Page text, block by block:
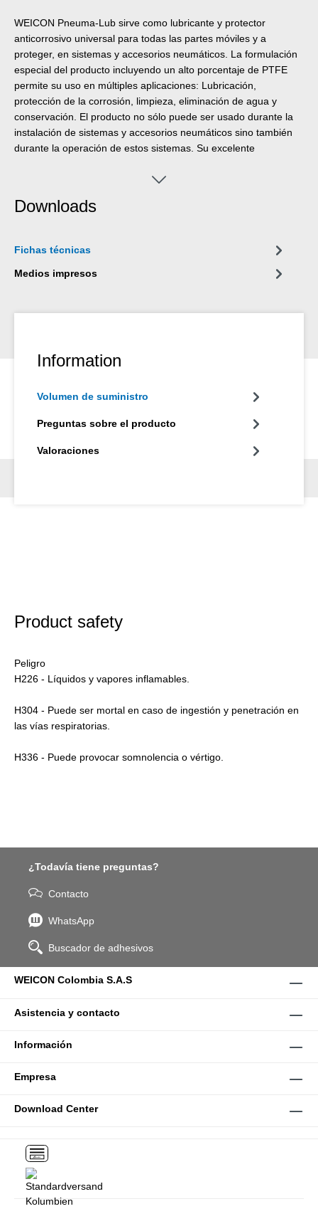
WEICON Pneuma-Lub sirve como lubricante y protector
anticorrosivo universal para todas las partes móviles y a
proteger, en sistemas y accesorios neumáticos. La formulación
especial del producto incluyendo un alto porcentaje de PTFE
permite su uso en múltiples aplicaciones: Lubricación,
protección de la corrosión, limpieza, eliminación de agua y
conservación. El producto no sólo puede ser usado durante la
instalación de sistemas y accesorios neumáticos sino también
durante la operación de estos sistemas. Su excelente
sectores, como p. ej. en la industria on-/offshore. El Pneuma-
Downloads
Fichas técnicas
Medios impresos
Information
Volumen de suministro
Preguntas sobre el producto
Valoraciones
Product safety
Peligro
H226 - Líquidos y vapores inflamables.
H304 - Puede ser mortal en caso de ingestión y penetración en
las vías respiratorias.
H336 - Puede provocar somnolencia o vértigo.
¿Todavía tiene preguntas?
Contacto
WhatsApp
Buscador de adhesivos
WEICON Colombia S.A.S
Asistencia y contacto
Información
Empresa
Download Center